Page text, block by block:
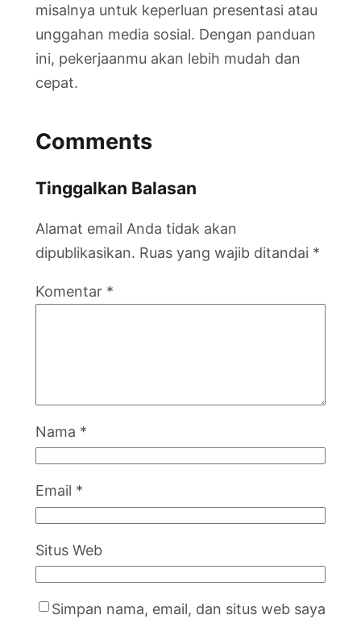
misalnya untuk keperluan presentasi atau
unggahan media sosial. Dengan panduan
ini, pekerjaanmu akan lebih mudah dan
cepat.
Comments
Tinggalkan Balasan
Alamat email Anda tidak akan
dipublikasikan. Ruas yang wajib ditandai *
Komentar *
Nama *
Email *
Situs Web
Simpan nama, email, dan situs web saya